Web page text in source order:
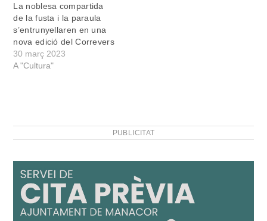
La noblesa compartida
de la fusta i la paraula
s’entrunyellaren en una
nova edició del Correvers
30 març 2023
A "Cultura"
PUBLICITAT